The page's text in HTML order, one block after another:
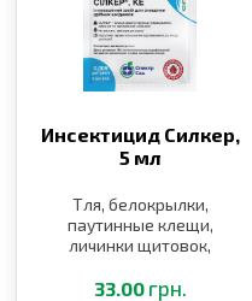
Инсектицид Силкер,
5 мл
Тля, белокрылки,
паутинные клещи,
личинки щитовок,
трипс
33.00 грн.